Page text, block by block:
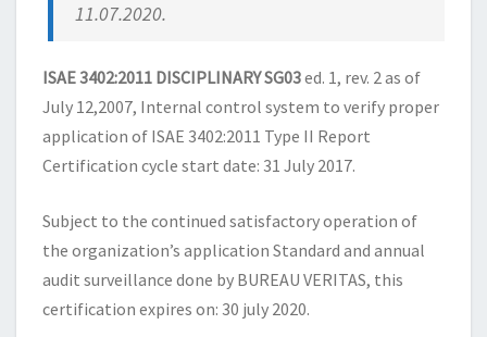
11.07.2020.
ISAE 3402:2011 DISCIPLINARY SG03ed. 1, rev. 2 as of
July 12,2007, Internal control system to verify proper
application of ISAE 3402:2011 Type II Report
Certification cycle start date: 31 July 2017.
Subject to the continued satisfactory operation of
the organization’s application Standard and annual
audit surveillance done by BUREAU VERITAS, this
certification expires on: 30 july 2020.